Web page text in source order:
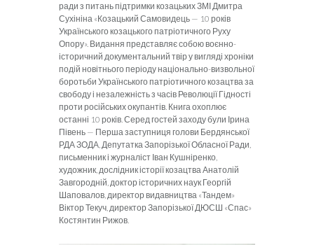
ради з питань підтримки козацьких ЗМІ Дмитра
Сухініна «Козацький Самовидець — 10 років
Українського козацького патріотичного Руху
Опору». Видання представляє собою воєнно-
історичний документальний твір у вигляді хроніки
подій новітнього періоду національно-визвольної
боротьби Українського патріотичного козацтва за
свободу і незалежність з часів Революції Гідності
проти російських окупантів. Книга охоплює
останні 10 років. Серед гостей заходу були Ірина
Півень — Перша заступниця голови Бердянської
РДА ЗОДА, Депутатка Запорізької Обласної Ради,
письменник і журналіст Іван Кушніренко,
художник, дослідник історії козацтва Анатолій
Завгородній, доктор історичних наук Георгій
Шаповалов, директор видавництва «Тандем»
Віктор Текуч, директор Запорізької ДЮСШ «Спас»
Костянтин Рижов.